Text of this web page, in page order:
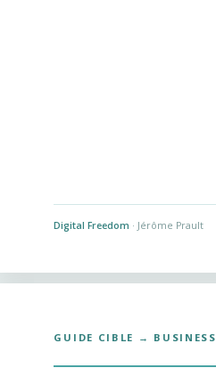
Digital Freedom · Jérôme Prault
GUIDE CIBLE → BUSINESS